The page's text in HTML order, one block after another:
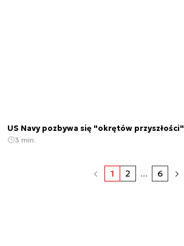
US Navy pozbywa się "okrętów przyszłości"
3 min.
1 2 ... 6